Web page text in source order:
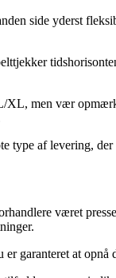
side yderst
XL, men vær
type af levering,
været
garanteret at opnå